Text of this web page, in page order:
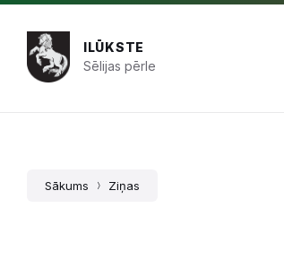
Pāriet
saturu
Skip
navigation
Skip
footer
ILŪKSTE
Sēlijas pērle
Sākums Ziņas